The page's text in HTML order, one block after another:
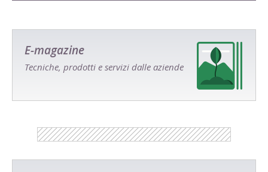
E-magazine
Tecniche, prodotti e servizi dalle aziende